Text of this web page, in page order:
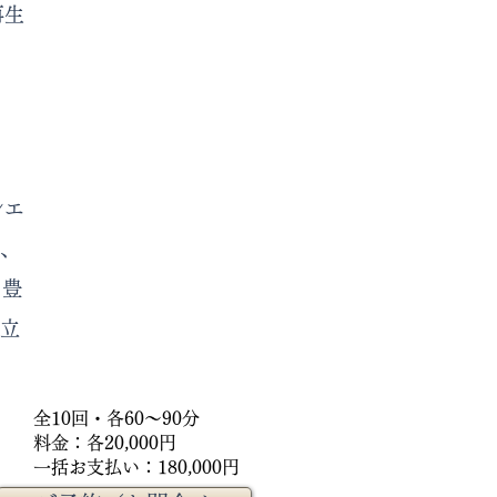
エ
全10回・各60〜90分
料金：各20,000円
一括お支払い：180,000円